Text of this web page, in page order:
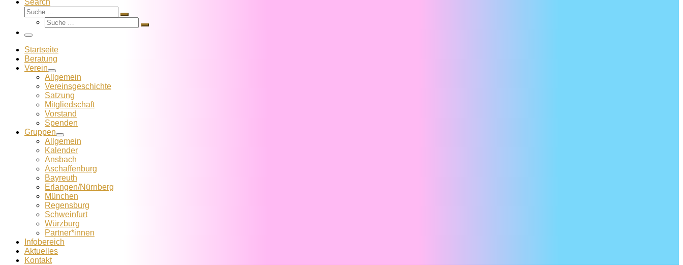
Search
Suche
Suche
Suche
Suche
Menü
Startseite
Beratung
Verein
Allgemein
Vereins­geschichte
Satzung
Mitglied­schaft
Vorstand
Spenden
Gruppen
Allgemein
Kalender
Ansbach
Aschaffenburg
Bayreuth
Erlangen/Nürnberg
München
Regensburg
Schweinfurt
Würzburg
Partner*innen
Infobereich
Aktuelles
Kontakt